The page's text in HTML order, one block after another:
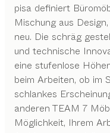
pisa definiert
Mischung aus
neu. Die schräg
und technische
eine stufenlose
beim Arbeiten, ob im
schlankes
anderen TEAM 7
Möglichkeit, Ihrem